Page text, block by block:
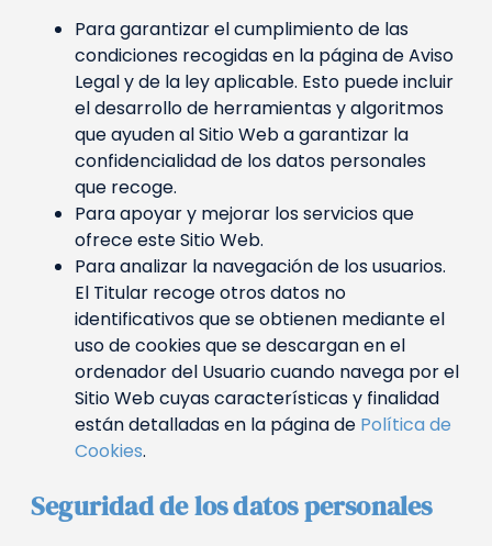
Para garantizar el cumplimiento de las
condiciones recogidas en la página de Aviso
Legal y de la ley aplicable. Esto puede incluir
el desarrollo de herramientas y algoritmos
que ayuden al Sitio Web a garantizar la
confidencialidad de los datos personales
que recoge.
Para apoyar y mejorar los servicios que
ofrece este Sitio Web.
Para analizar la navegación de los usuarios.
El Titular recoge otros datos no
identificativos que se obtienen mediante el
uso de cookies que se descargan en el
ordenador del Usuario cuando navega por el
Sitio Web cuyas características y finalidad
están detalladas en la página de Política de
Cookies.
Seguridad de los datos personales